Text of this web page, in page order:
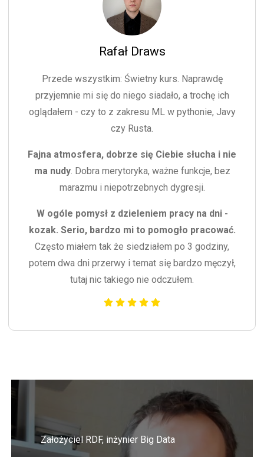
Rafał Draws
Przede wszystkim: Świetny kurs. Naprawdę
przyjemnie mi się do niego siadało, a trochę ich
oglądałem - czy to z zakresu ML w pythonie, Javy
czy Rusta.
Fajna atmosfera, dobrze się Ciebie słucha i nie
ma nudy. Dobra merytoryka, ważne funkcje, bez
marazmu i niepotrzebnych dygresji.
W ogóle pomysł z dzieleniem pracy na dni -
kozak. Serio, bardzo mi to pomogło pracować.
Często miałem tak że siedziałem po 3 godziny,
potem dwa dni przerwy i temat się bardzo męczył,
tutaj nic takiego nie odczułem.
Założyciel RDF, inżynier Big Data